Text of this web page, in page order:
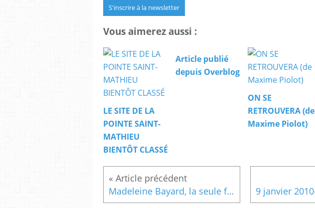
S'inscrire à la newsletter
Vous aimerez aussi :
LE SITE DE LA
POINTE SAINT-
MATHIEU
BIENTÔT CLASSÉ
Article publié
depuis Overblog
ON SE
RETROUVERA (de
Maxime Piolot)
Madeleine Bayard, la seule femme figurant au cénotaphe